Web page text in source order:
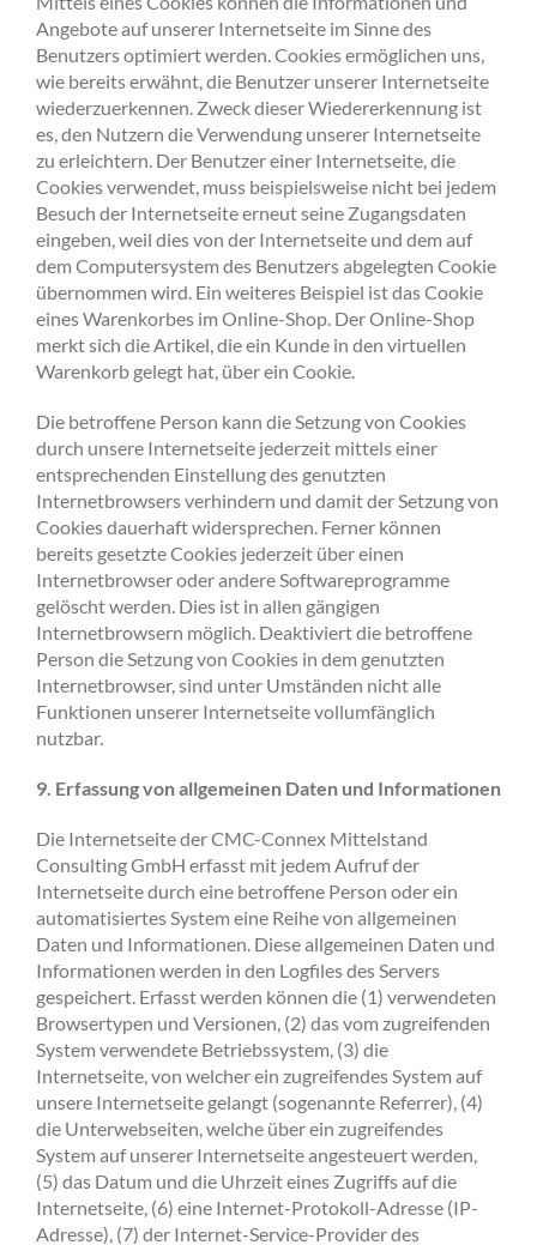
Angebote auf unserer Internetseite im Sinne des
Benutzers optimiert werden. Cookies ermöglichen uns,
wie bereits erwähnt, die Benutzer unserer Internetseite
wiederzuerkennen. Zweck dieser Wiedererkennung ist
es, den Nutzern die Verwendung unserer Internetseite
zu erleichtern. Der Benutzer einer Internetseite, die
Cookies verwendet, muss beispielsweise nicht bei jedem
Besuch der Internetseite erneut seine Zugangsdaten
eingeben, weil dies von der Internetseite und dem auf
dem Computersystem des Benutzers abgelegten Cookie
übernommen wird. Ein weiteres Beispiel ist das Cookie
eines Warenkorbes im Online-Shop. Der Online-Shop
merkt sich die Artikel, die ein Kunde in den virtuellen
Warenkorb gelegt hat, über ein Cookie.
Die betroffene Person kann die Setzung von Cookies
durch unsere Internetseite jederzeit mittels einer
entsprechenden Einstellung des genutzten
Internetbrowsers verhindern und damit der Setzung von
Cookies dauerhaft widersprechen. Ferner können
bereits gesetzte Cookies jederzeit über einen
Internetbrowser oder andere Softwareprogramme
gelöscht werden. Dies ist in allen gängigen
Internetbrowsern möglich. Deaktiviert die betroffene
Person die Setzung von Cookies in dem genutzten
Internetbrowser, sind unter Umständen nicht alle
Funktionen unserer Internetseite vollumfänglich
nutzbar.
9. Erfassung von allgemeinen Daten und Informationen
Die Internetseite der CMC-Connex Mittelstand
Consulting GmbH erfasst mit jedem Aufruf der
Internetseite durch eine betroffene Person oder ein
automatisiertes System eine Reihe von allgemeinen
Daten und Informationen. Diese allgemeinen Daten und
Informationen werden in den Logfiles des Servers
gespeichert. Erfasst werden können die (1) verwendeten
Browsertypen und Versionen, (2) das vom zugreifenden
System verwendete Betriebssystem, (3) die
Internetseite, von welcher ein zugreifendes System auf
unsere Internetseite gelangt (sogenannte Referrer), (4)
die Unterwebseiten, welche über ein zugreifendes
System auf unserer Internetseite angesteuert werden,
(5) das Datum und die Uhrzeit eines Zugriffs auf die
Internetseite, (6) eine Internet-Protokoll-Adresse (IP-
Adresse), (7) der Internet-Service-Provider des